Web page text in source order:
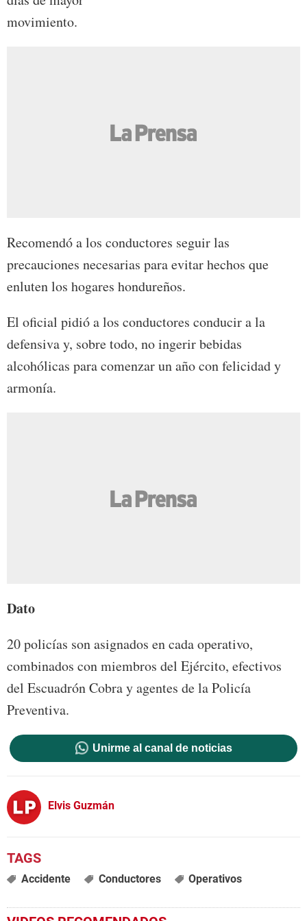
movimiento.
Recomendó a los conductores seguir las
precauciones necesarias para evitar hechos que
enluten los hogares hondureños.
El oficial pidió a los conductores conducir a la
defensiva y, sobre todo, no ingerir bebidas
alcohólicas para comenzar un año con felicidad y
armonía.
Dato
20 policías son asignados en cada operativo,
combinados con miembros del Ejército, efectivos
del Escuadrón Cobra y agentes de la Policía
Preventiva.
Unirme al canal de noticias
Elvis Guzmán
Accidente Conductores Operativos